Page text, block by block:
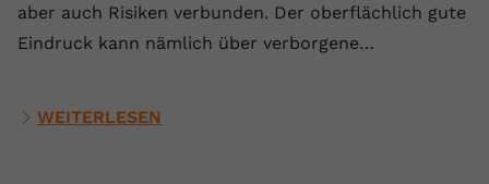
aber auch Risiken verbunden. Der oberflächlich gute
Eindruck kann nämlich über verborgene…
WEITERLESEN